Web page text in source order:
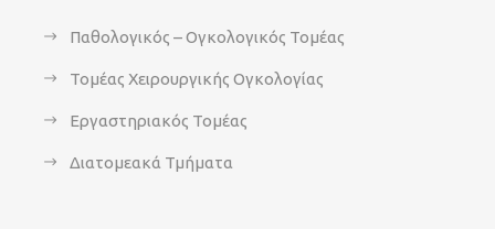
Παθολογικός – Ογκολογικός Τομέας
Τομέας Χειρουργικής Ογκολογίας
Εργαστηριακός Τομέας
Διατομεακά Τμήματα